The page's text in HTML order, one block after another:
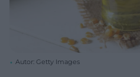
Autor: Getty Images